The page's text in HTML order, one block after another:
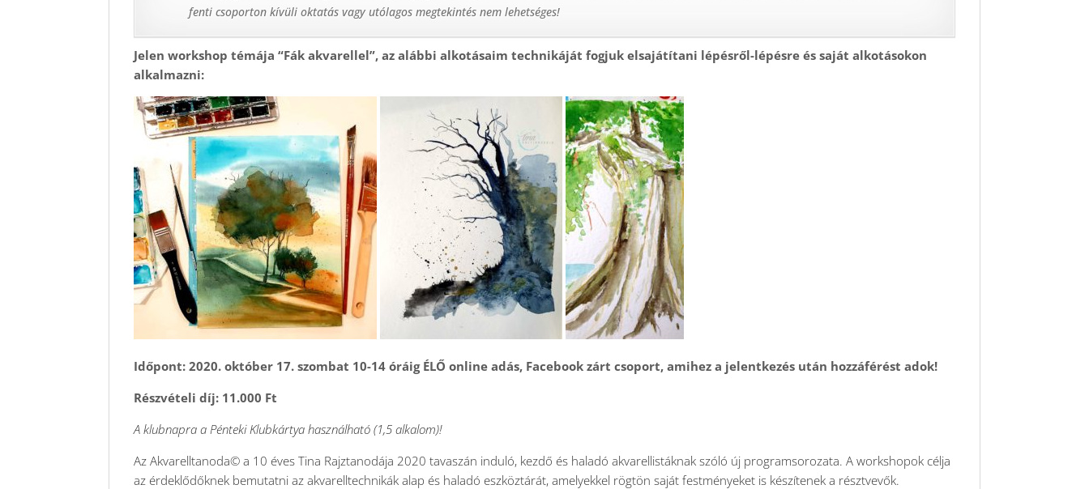
fenti csoporton kívüli oktatás vagy utólagos megtekintés nem lehetséges!
Jelen workshop témája “Fák akvarellel”, az alábbi alkotásaim technikáját fogjuk elsajátítani lépésről-lépésre és saját alkotásokon
alkalmazni:
Időpont: 2020. október 17. szombat 10-14 óráig ÉLŐ online adás, Facebook zárt csoport, amihez a jelentkezés után hozzáférést adok!
Részvételi díj: 11.000 Ft
A klubnapra a Pénteki Klubkártya használható (1,5 alkalom)!
Az Akvarelltanoda© a 10 éves Tina Rajztanodája 2020 tavaszán induló, kezdő és haladó akvarellistáknak szóló új programsorozata. A workshopok célja
az érdeklődőknek bemutatni az akvarelltechnikák alap és haladó eszköztárát, amelyekkel rögtön saját festményeket is készítenek a résztvevők.